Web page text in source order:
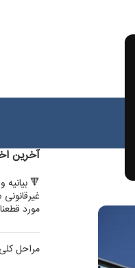
آخرین
🔻
مورد قطعنامه
مراحل کلی